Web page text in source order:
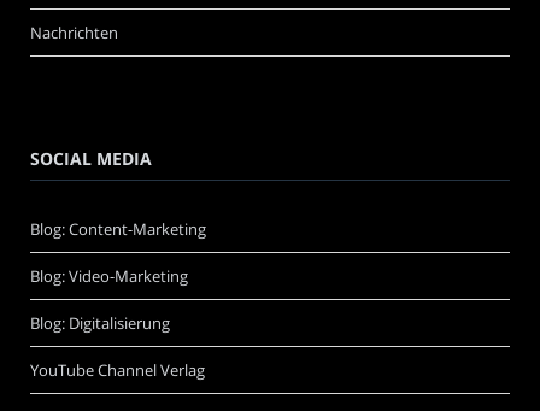
Nachrichten
SOCIAL MEDIA
Blog: Content-Marketing
Blog: Video-Marketing
Blog: Digitalisierung
YouTube Channel Verlag